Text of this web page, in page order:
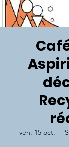
ven. 15 oct.
  |